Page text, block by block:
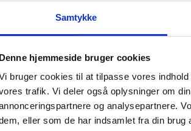
Samtykke
Denne hjemmeside bruger cookies
bruger cookies til at tilpasse vores
trafik. Vi deler også oplysninger om
og analysepartnere.
eller som de har indsamlet fra din brug
-
Victorinox juliennejern med
træ skæfte
Victorinox Pakkawood
juliennejernEffektivt juliennejern med
ergonomisk træskaft…